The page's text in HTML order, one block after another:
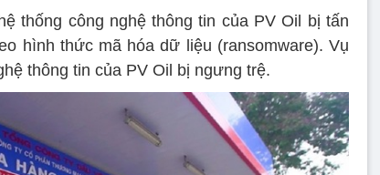
thống công nghệ thông tin của PV Oil bị tấn
hình thức mã hóa dữ liệu (ransomware). Vụ
thông tin của PV Oil bị ngưng trệ.